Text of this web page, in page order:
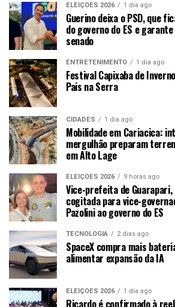
ELEIÇÕES 2026 1 dia ago
Guerino deixa o PSD, que
do governo do ES e
senado
ENTRETENIMENTO 1 dia ago
Festival Capixaba de
Pais na Serra
CIDADES 1 dia ago
Mobilidade em Cariacica:
mergulhão preparam
em Alto Lage
ELEIÇÕES 2026 9 horas ago
Vice-prefeita de
cogitada para vice-
Pazolini ao governo do ES
TECNOLOGIA 2 dias ago
SpaceX compra mais
alimentar expansão da IA
ELEIÇÕES 2026 1 dia ago
Ricardo é confirmado à